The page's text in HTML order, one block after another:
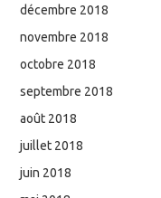
décembre 2018
novembre 2018
octobre 2018
septembre 2018
août 2018
juillet 2018
juin 2018